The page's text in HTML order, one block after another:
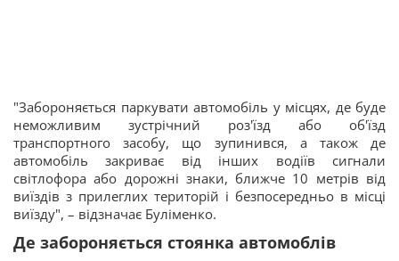
"Забороняється паркувати автомобіль у місцях, де буде
неможливим зустрічний роз'їзд або об'їзд
транспортного засобу, що зупинився, а також де
автомобіль закриває від інших водіїв сигнали
світлофора або дорожні знаки, ближче 10 метрів від
виїздів з прилеглих територій і безпосередньо в місці
виїзду", – відзначає Буліменко.
Де забороняється стоянка автомоблів